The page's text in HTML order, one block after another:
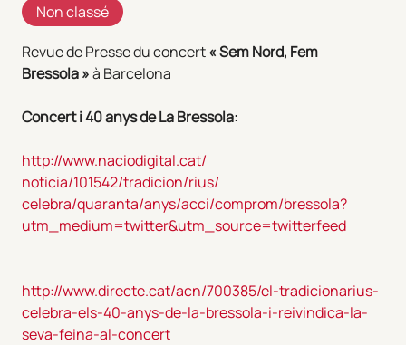
Non classé
Revue de Presse du concert« Sem Nord, Fem
Bressola »à Barcelona
Concert i 40 anys de La Bressola:
http://www.naciodigital.cat/
noticia/101542/tradicion/rius/
celebra/quaranta/anys/acci/comprom/bressola?
utm_medium=twitter&utm_source=twitterfeed
http://www.directe.cat/acn/700385/el-tradicionarius-
celebra-els-40-anys-de-la-bressola-i-reivindica-la-
seva-feina-al-concert